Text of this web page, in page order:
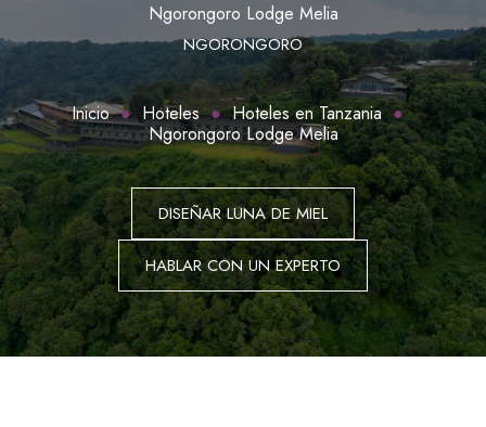
Ngorongoro Lodge Melia
NGORONGORO
Inicio Hoteles
Hoteles en Tanzania
Ngorongoro Lodge Melia
DISEÑAR LUNA DE MIEL
HABLAR CON UN EXPERTO